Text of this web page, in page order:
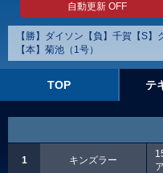
自動更新 OFF
【勝】ダイソン【負】千賀【S】
【本】菊池（1号）
TOP テ
1 キンズラー